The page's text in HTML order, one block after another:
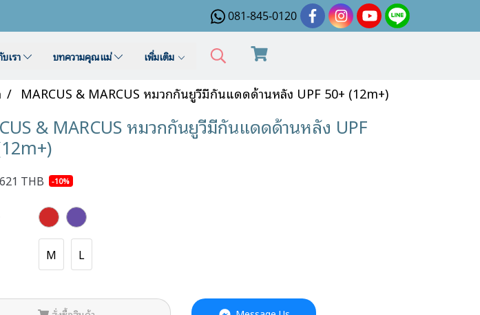
081-845-0120
เรา บทความคุณแม่ เพิ่มเติม
MARCUS & MARCUS หมวกกันยูวีมีกันแดดด้านหลัง UPF 50+ (12m+)
& MARCUS หมวกกันยูวีมีกันแดดด้านหลัง UPF
621 THB -10%
M L